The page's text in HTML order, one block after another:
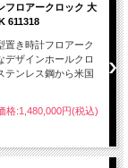
注文確定後メーカー発
約80kg前後の荷物に
便を手配しますが、
動します。地域の差額
出いたします。
フロアークロック 大
611318
置き時計フロアーク
デザインホールクロ
テンレス鋼から米国
格:1,480,000円(税込)